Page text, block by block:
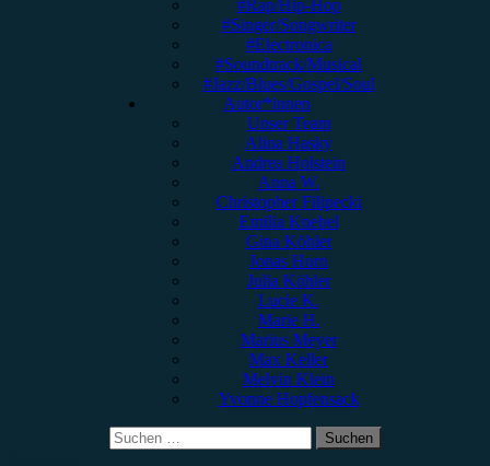
#Rap/Hip-Hop
#Singer/Songwriter
#Electronica
#Soundtrack/Musical
#Jazz/Blues/Gospel/Soul
Autor*innen
Unser Team
Alina Hasky
Andrea Holstein
Anna W.
Christopher Filipecki
Emilia Knebel
Gina Köhler
Jonas Horn
Julia Köhler
Lucie K.
Marie H.
Marius Meyer
Max Keller
Melvin Klein
Yvonne Hopfensack
Suchen
nach: